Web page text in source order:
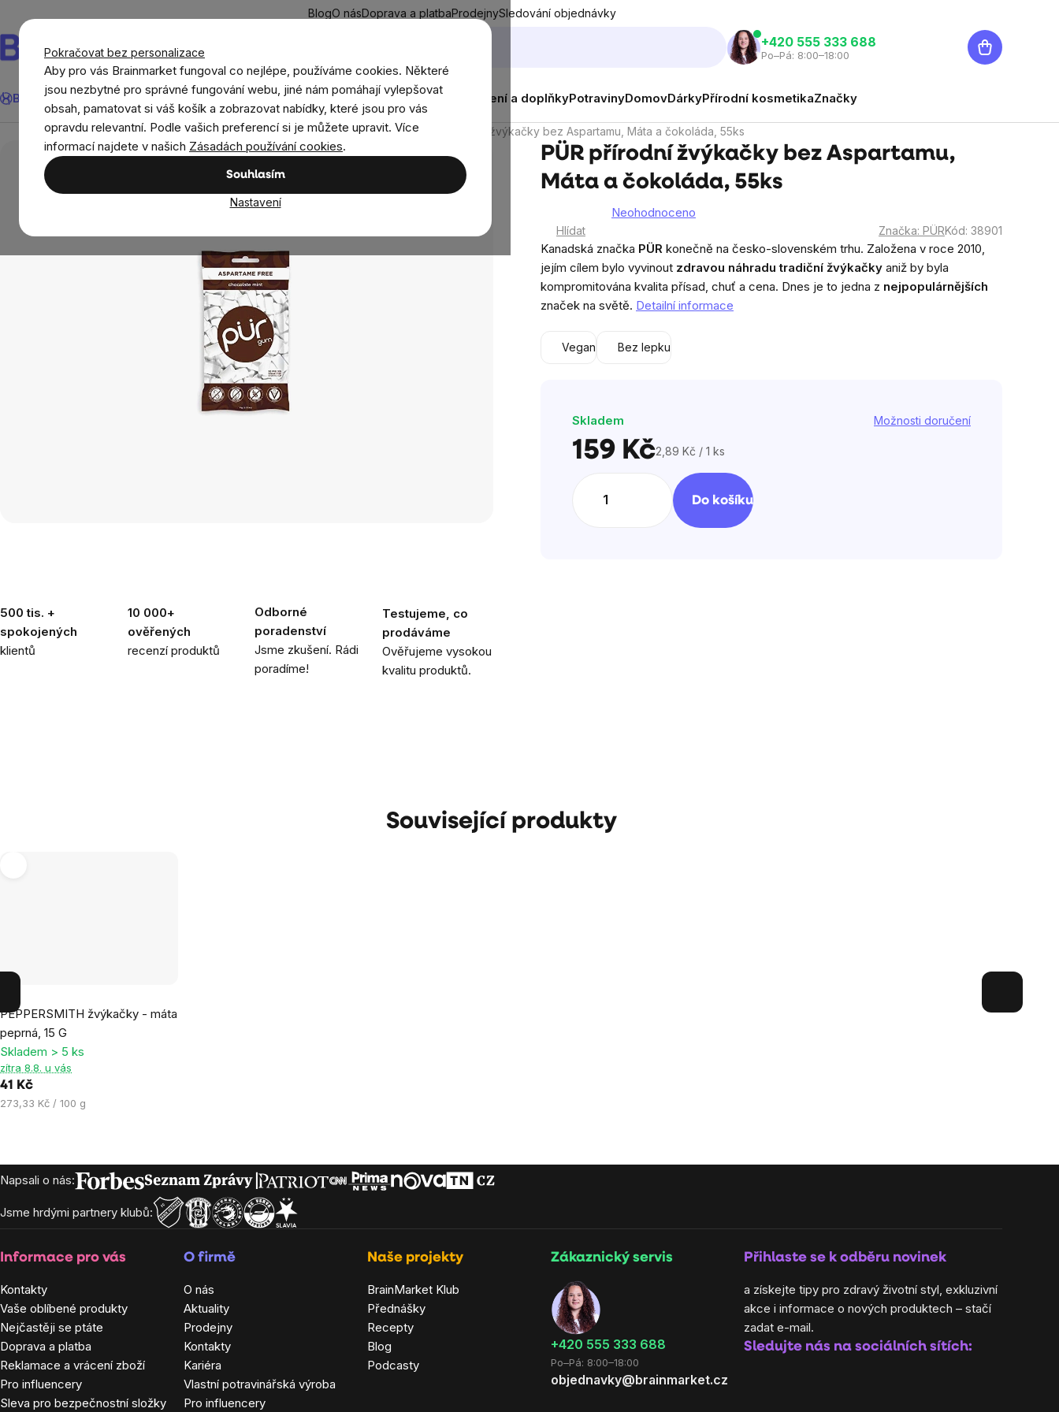
Pokračovat bez personalizace
Aby pro vás Brainmarket fungoval co nejlépe, používáme cookies. Některé
jsou nezbytné pro správné fungování webu, jiné nám pomáhají vylepšovat
obsah, pamatovat si váš košík a zobrazovat nabídky, které jsou pro vás
opravdu relevantní. Podle vašich preferencí si je můžete upravit. Více
informací najdete v našich Zásadách používání cookies.
Souhlasím
Nastavení
obsah
BlogO násDoprava a platbaProdejnySledování objednávky
Hledat
‭+420 555 333 688
Po–Pá: 8:00–18:00
Nákupní
košík
BrainMax® Léto Ušetři CíleDoplňky stravy a výživaNovinkyMužiŽenyDěti Oblečení a doplňkyPotravinyDomovDárkyPřírodní kosmetikaZnačky
Potraviny Sladké snacky a slané krekry Žvýkačky PÜR přírodní žvýkačky bez Aspartamu, Máta a čokoláda, 55ks
PÜR přírodní žvýkačky bez Aspartamu,
Máta a čokoláda, 55ks
hodnocení
je
hvězdiček.
Neohodnoceno
500 tis. +
spokojených
klientů
10 000+
ověřených
recenzí produktů
Odborné
poradenství
Jsme zkušení. Rádi
poradíme!
Testujeme, co
prodáváme
Ověřujeme vysokou
kvalitu produktů.
Hlídat Značka: PÜRKód: 38901
Kanadská značka PÜR konečně na česko-slovenském trhu. Založena v roce 2010,
jejím cílem bylo vyvinout zdravou náhradu tradiční žvýkačky aniž by byla
kompromitována kvalita přísad, chuť a cena. Dnes je to jedna z nejpopulárnějších
značek na světě. Detailní informace
Vegan Bez lepku
Skladem Možnosti doručení
159 KčMěrná
cena:
2,89 Kč / 1 ks
Do košíku
Související produkty
PEPPERSMITH žvýkačky - máta
peprná, 15 G
Průměrné
hodnocení
produktu
je
5,0
Skladem > 5 ks
zítra 8.8. u vás
41 Kč
Měrná
273,33 Kč / 100 g
Zápatí
Napsali o nás:
Jsme hrdými partnery klubů:
Informace pro vás
Kontakty
Vaše oblíbené produkty
Nejčastěji se ptáte
Doprava a platba
Reklamace a vrácení zboží
Pro influencery
Sleva pro bezpečnostní složky
O firmě
O nás
Aktuality
Prodejny
Kontakty
Kariéra
Vlastní potravinářská výroba
Pro influencery
Naše projekty
BrainMarket Klub
Přednášky
Recepty
Blog
Podcasty
Zákaznický servis
‭+420 555 333 688
Po–Pá: 8:00–18:00
objednavky@brainmarket.cz
Přihlaste se k odběru novinek
a získejte tipy pro zdravý životní styl, exkluzivní
akce i informace o nových produktech – stačí
zadat e-mail.
Sledujte nás na sociálních sítích: